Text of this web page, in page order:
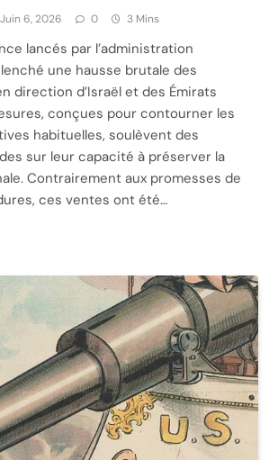
Juin 6, 2026 0 3 Mins
lancés par l’administration
une hausse brutale des
direction d’Israël et des Émirats
conçues pour contourner les
habituelles, soulèvent des
sur leur capacité à préserver la
Contrairement aux promesses de
ces ventes ont été…